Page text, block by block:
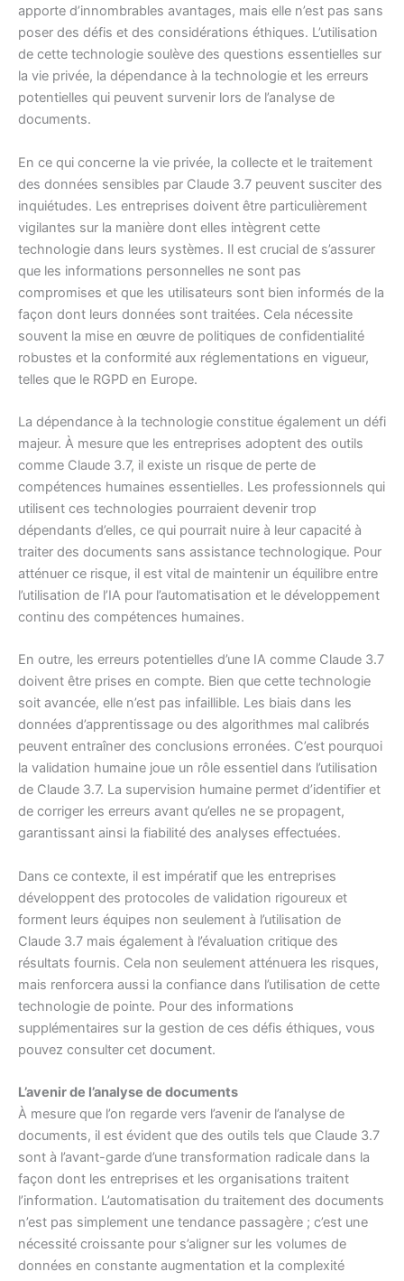
apporte d’innombrables avantages, mais elle n’est pas sans
poser des défis et des considérations éthiques. L’utilisation
de cette technologie soulève des questions essentielles sur
la vie privée, la dépendance à la technologie et les erreurs
potentielles qui peuvent survenir lors de l’analyse de
documents.
En ce qui concerne la vie privée, la collecte et le traitement
des données sensibles par Claude 3.7 peuvent susciter des
inquiétudes. Les entreprises doivent être particulièrement
vigilantes sur la manière dont elles intègrent cette
technologie dans leurs systèmes. Il est crucial de s’assurer
que les informations personnelles ne sont pas
compromises et que les utilisateurs sont bien informés de la
façon dont leurs données sont traitées. Cela nécessite
souvent la mise en œuvre de politiques de confidentialité
robustes et la conformité aux réglementations en vigueur,
telles que le RGPD en Europe.
La dépendance à la technologie constitue également un défi
majeur. À mesure que les entreprises adoptent des outils
comme Claude 3.7, il existe un risque de perte de
compétences humaines essentielles. Les professionnels qui
utilisent ces technologies pourraient devenir trop
dépendants d’elles, ce qui pourrait nuire à leur capacité à
traiter des documents sans assistance technologique. Pour
atténuer ce risque, il est vital de maintenir un équilibre entre
l’utilisation de l’IA pour l’automatisation et le développement
continu des compétences humaines.
En outre, les erreurs potentielles d’une IA comme Claude 3.7
doivent être prises en compte. Bien que cette technologie
soit avancée, elle n’est pas infaillible. Les biais dans les
données d’apprentissage ou des algorithmes mal calibrés
peuvent entraîner des conclusions erronées. C’est pourquoi
la validation humaine joue un rôle essentiel dans l’utilisation
de Claude 3.7. La supervision humaine permet d’identifier et
de corriger les erreurs avant qu’elles ne se propagent,
garantissant ainsi la fiabilité des analyses effectuées.
Dans ce contexte, il est impératif que les entreprises
développent des protocoles de validation rigoureux et
forment leurs équipes non seulement à l’utilisation de
Claude 3.7 mais également à l’évaluation critique des
résultats fournis. Cela non seulement atténuera les risques,
mais renforcera aussi la confiance dans l’utilisation de cette
technologie de pointe. Pour des informations
supplémentaires sur la gestion de ces défis éthiques, vous
pouvez consulter cet document.
L’avenir de l’analyse de documents
À mesure que l’on regarde vers l’avenir de l’analyse de
documents, il est évident que des outils tels que Claude 3.7
sont à l’avant-garde d’une transformation radicale dans la
façon dont les entreprises et les organisations traitent
l’information. L’automatisation du traitement des documents
n’est pas simplement une tendance passagère ; c’est une
nécessité croissante pour s’aligner sur les volumes de
données en constante augmentation et la complexité